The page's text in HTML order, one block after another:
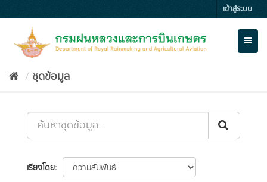
to
เข้าสู่ระบบ
ชุดข้อมูล
เรียงโดย